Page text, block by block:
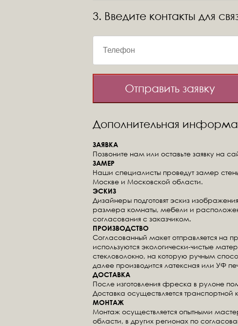
3. Введите контакты для
Отправить заявку
Дополнительная
ЗАЯВКА
Позвоните нам или оставьте заявку на
ЗАМЕР
Наши специалисты проведут замер
Москве и Московской области.
ЭСКИЗ
Дизайнеры подготовят эскиз
размера комнаты, мебели и
согласования с заказчиком.
ПРОИЗВОДСТВО
Согласованный макет отправляется на
используются экологически-чистые
стекловолокно, на которую ручным
далее производится латексная или УФ
ДОСТАВКА
После изготовления фреска в рулоне
Доставка осуществляется
МОНТАЖ
Монтаж осуществляется опытными
области, в других регионах по